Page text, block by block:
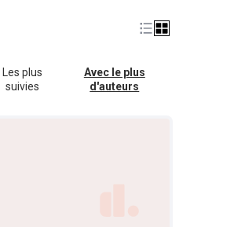
Les plus
suivies
Avec le plus
d'auteurs